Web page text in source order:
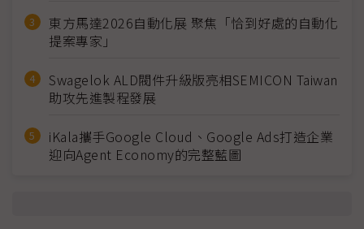
東方馬達2026自動化展 聚焦「恰到好處的自動化
提案專家」
Swagelok ALD閥件升級版亮相SEMICON Taiwan
助攻先進製程發展
iKala攜手Google Cloud、Google Ads打造企業
迎向Agent Economy的完整藍圖